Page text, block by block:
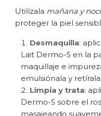
Utilízala mañana y
proteger la piel
Desmaquilla:
Lait Dermo-S en la
maquillaje e
emulsiónala y
Limpia y trata:
Dermo-S sobre el
masajeando